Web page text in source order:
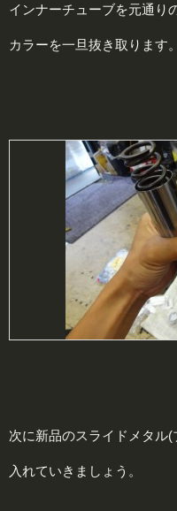
インナーチューブを元通り
カラーを一旦抜き取ります。
次に新品のスライドメタル
入れていきましょう。